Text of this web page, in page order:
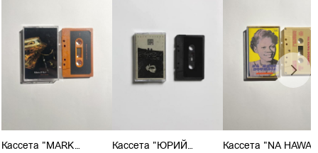
Кассета "MARK
Кассета "ЮРИЙ
Кассета "NA HAWA